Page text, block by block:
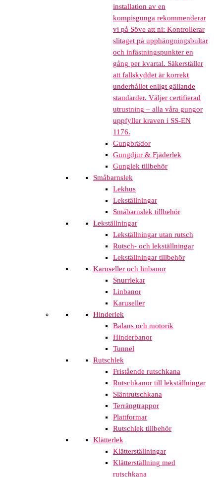
installation av en
kompisgunga rekommenderar
vi på Söve att ni: Kontrollerar
slitaget på upphängningsbultar
och infästningspunkter en
gång per kvartal. Säkerställer
att fallskyddet är korrekt
underhållet enligt gällande
standarder. Väljer certifierad
utrustning – alla våra gungor
uppfyller kraven i SS-EN
1176.
Gungbrädor
Gungdjur & Fjäderlek
Gunglek tillbehör
Småbarnslek
Lekhus
Lekställningar
Småbarnslek tillbehör
Lekställningar
Lekställningar utan rutsch
Rutsch- och lekställningar
Lekställningar tillbehör
Karuseller och linbanor
Snurrlekar
Linbanor
Karuseller
Hinderlek
Balans och motorik
Hinderbanor
Tunnel
Rutschlek
Fristående rutschkana
Rutschkanor till lekställningar
Släntrutschkana
Terrängtrappor
Plattformar
Rutschlek tillbehör
Klätterlek
Klätterställningar
Klätterställning med
rutschkana